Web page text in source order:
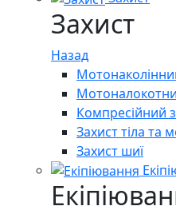
Захист
Назад
Компресійний
Захист тіла та
Захист шиї